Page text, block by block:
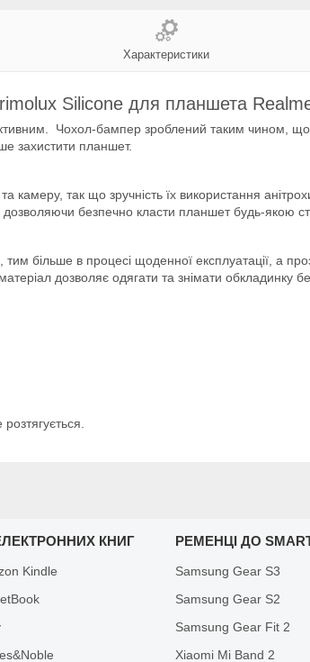
Характеристики
Silicone для планшета
Чохол-бампер зроблений таким чином,
захистити планшет.
та камеру, так що зручність їх використання
безпечно класти планшет будь-якою
більше в процесі щоденної експлуатації, а
дозволяє одягати та знімати обкладинку
КНИГ
Kindle
РЕМЕНЦІ ДО
Samsung Gear S3
Samsung Gear S2
Samsung Gear Fit 2
Xiaomi Mi Band 2